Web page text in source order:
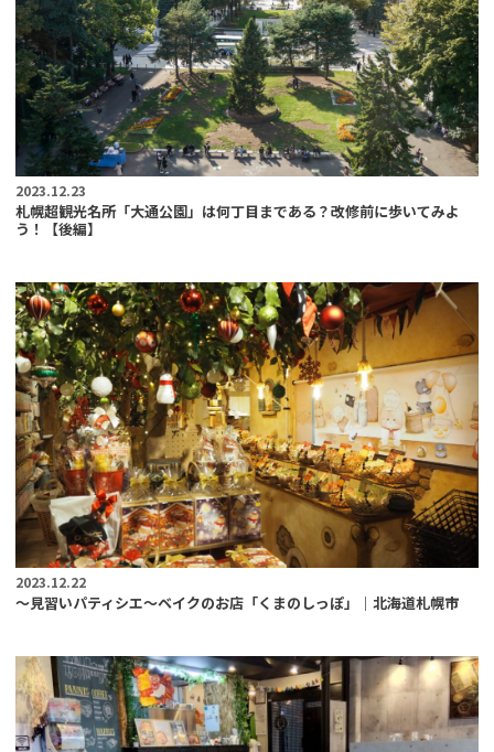
2023.12.23
札幌超観光名所「大通公園」は何丁目まである？改修前に歩いてみよ
う！【後編】
2023.12.22
～見習いパティシエ～ベイクのお店「くまのしっぽ」｜北海道札幌市